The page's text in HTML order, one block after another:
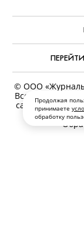
Продолжая
принимаете
обработку
© ООО «Журналы
Все права
сайта
цитировании